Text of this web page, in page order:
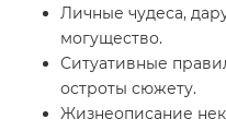
Личные чудеса,
могущество.
Ситуативные
остроты сюжету.
Жизнеописание